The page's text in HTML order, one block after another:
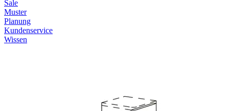
Sale
Muster
Planung
Kundenservice
Wissen